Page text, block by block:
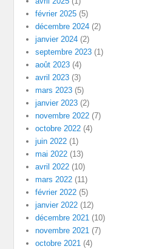
février 2025 (5)
décembre 2024 (2)
janvier 2024 (2)
septembre 2023 (1)
août 2023 (4)
avril 2023 (3)
mars 2023 (5)
janvier 2023 (2)
novembre 2022 (7)
octobre 2022 (4)
juin 2022 (1)
mai 2022 (13)
avril 2022 (10)
mars 2022 (11)
février 2022 (5)
janvier 2022 (12)
décembre 2021 (10)
novembre 2021 (7)
octobre 2021 (4)